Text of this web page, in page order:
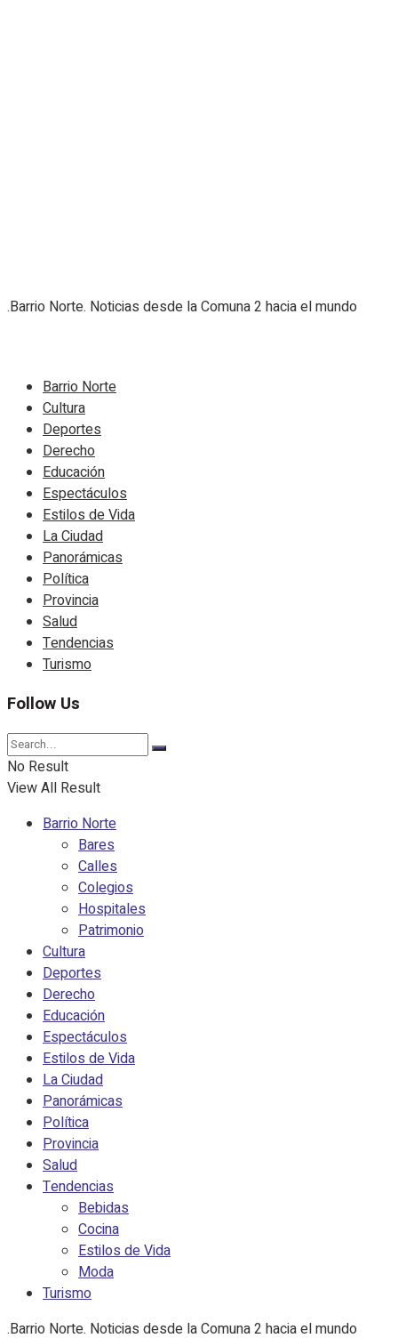
.Barrio Norte. Noticias desde la Comuna 2 hacia el mundo
Barrio Norte
Cultura
Deportes
Derecho
Educación
Espectáculos
Estilos de Vida
La Ciudad
Panorámicas
Política
Provincia
Salud
Tendencias
Turismo
Follow Us
No Result
View All Result
Barrio Norte
Bares
Calles
Colegios
Hospitales
Patrimonio
Cultura
Deportes
Derecho
Educación
Espectáculos
Estilos de Vida
La Ciudad
Panorámicas
Política
Provincia
Salud
Tendencias
Bebidas
Cocina
Estilos de Vida
Moda
Turismo
.Barrio Norte. Noticias desde la Comuna 2 hacia el mundo